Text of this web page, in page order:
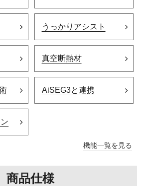
うっかりアシスト
真空断熱材
AiSEG3と連携
機能一覧を見る
商品仕様